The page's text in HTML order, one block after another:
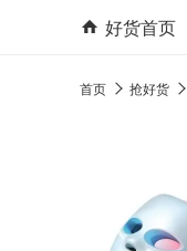
好货首页
首页 抢好货